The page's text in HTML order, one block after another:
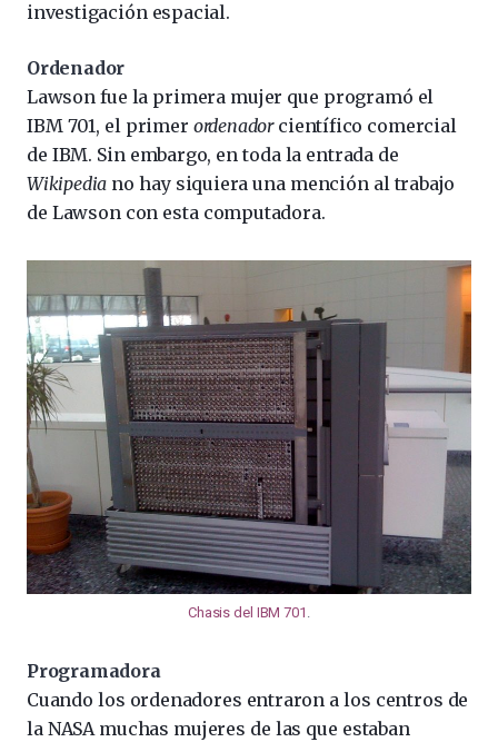
investigación espacial.
Ordenador
Lawson fue la primera mujer que programó el
IBM 701, el primer ordenador científico comercial
de IBM. Sin embargo, en toda la entrada de
Wikipedia no hay siquiera una mención al trabajo
de Lawson con esta computadora.
Chasis del IBM 701 .
Programadora
Cuando los ordenadores entraron a los centros de
la NASA muchas mujeres de las que estaban